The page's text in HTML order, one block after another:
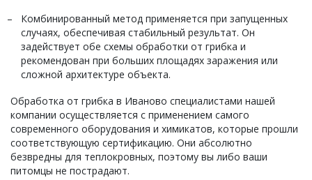
Комбинированный метод применяется при запущенных
случаях, обеспечивая стабильный результат. Он
задействует обе схемы обработки от грибка и
рекомендован при больших площадях заражения или
сложной архитектуре объекта.
Обработка от грибка в Иваново специалистами нашей
компании осуществляется с применением самого
современного оборудования и химикатов, которые прошли
соответствующую сертификацию. Они абсолютно
безвредны для теплокровных, поэтому вы либо ваши
питомцы не пострадают.